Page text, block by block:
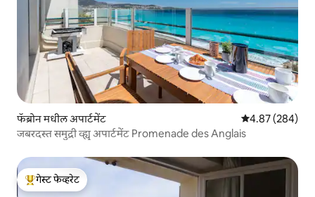
फॅब्रोन मधील अपार्टमेंट 5 पैकी 4.87
4.87 (284)
जबरदस्त समुद्री व्ह्यू अपार्टमेंट Promenade des Anglais
टॉप गेस्ट फेव्हरेट
गेस्ट फेव्हरेट